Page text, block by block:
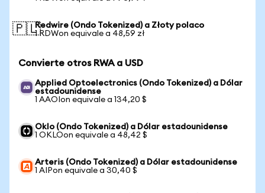
🇵🇱Redwire (Ondo Tokenized) a Złoty polaco
1 RDWon equivale a 48,59 zł
Convierte otros RWA a USD
Applied Optoelectronics (Ondo Tokenized) a Dólar
estadounidense
1 AAOIon equivale a 134,20 $
Oklo (Ondo Tokenized) a Dólar estadounidense
1 OKLOon equivale a 48,42 $
Arteris (Ondo Tokenized) a Dólar estadounidense
1 AIPon equivale a 30,40 $